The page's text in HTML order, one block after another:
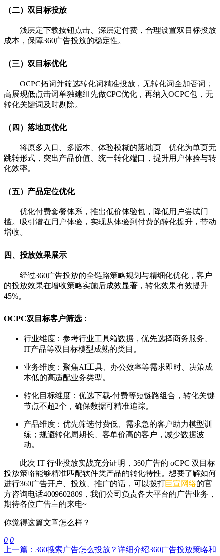
（二）双目标投放
浅层定下载按钮点击、深层定付费，合理设置双目标投放
成本，保障360广告投放的稳定性。
（三）双目标优化
OCPC拓词并筛选转化词精准投放，无转化词全加否词；
高展现低点击词单独建组先做CPC优化，再纳入OCPC包，无
转化关键词及时剔除。
（四）落地页优化
将原多入口、多版本、体验模糊的落地页，优化为单页无
跳转形式，突出产品价值、统一转化端口，提升用户体验与转
化效率。
（五）产品定位优化
优化付费套餐体系，推出低价体验包，降低用户尝试门
槛。吸引潜在用户体验，实现从体验到付费的转化提升，带动
增收。
四、投放效果展示
经过360广告投放的全链路策略规划与精细化优化，客户
的投放效果在增收策略实施后成效显著，转化效果有效提升
45%。
OCPC双目标客户筛选：
行业维度：参考行业工具箱数据，优先选择商务服务、
IT产品等双目标模型成熟的类目。
业务维度：聚焦AI工具、办公效率等需求即时、决策成
本低的高适配业务类型。
转化目标维度：优选下载-付费等短链路组合，转化关键
节点不超2个，确保数据可精准追踪。
产品维度：优先筛选付费低、需求急的客户助力模型训
练；规避转化周期长、客单价高的客户，减少数据波
动。
此次 IT 行业投放实战充分证明，360广告的 oCPC 双目标
投放策略能够精准匹配软件类产品的转化特性。想要了解如何
进行360广告开户、投放、推广的话，可以拨打巨宣网络的官
方咨询电话4009602809，我们公司负责各大平台的广告业务，
期待各位广告主的来电~
你觉得这篇文章怎么样？
0 0
上一篇：360搜索广告怎么投放？详细介绍360广告投放策略和